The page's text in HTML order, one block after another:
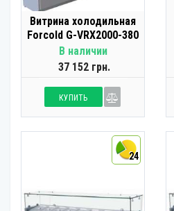
Витрина холодильная
Forcold G-VRX2000-380
В наличии
37 152 грн.
КУПИТЬ
24